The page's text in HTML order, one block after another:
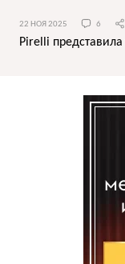
22 НОЯ 2025 6
Pirelli